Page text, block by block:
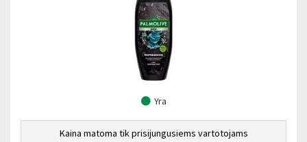
Yra
Kaina matoma tik prisijungusiems vartotojams